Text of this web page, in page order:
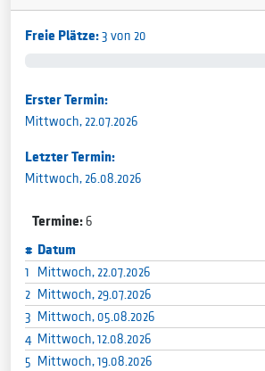
Freie Plätze:3 von 20
Erster Termin:
Mittwoch, 22.07.2026
Letzter Termin:
Mittwoch, 26.08.2026
Termine: 6
# Datum
1 Mittwoch, 22.07.2026
2 Mittwoch, 29.07.2026
3 Mittwoch, 05.08.2026
4 Mittwoch, 12.08.2026
5 Mittwoch, 19.08.2026